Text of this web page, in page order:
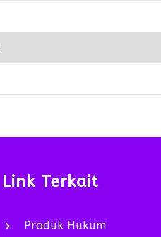
Link Terkait
Produk Hukum